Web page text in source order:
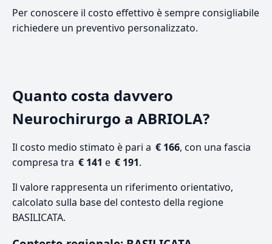
Per conoscere il costo effettivo è sempre consigliabile
richiedere un preventivo personalizzato.
Quanto costa davvero
Neurochirurgo a ABRIOLA?
Il costo medio stimato è pari a € 166, con una fascia
compresa tra € 141 e € 191.
Il valore rappresenta un riferimento orientativo,
calcolato sulla base del contesto della regione
BASILICATA.